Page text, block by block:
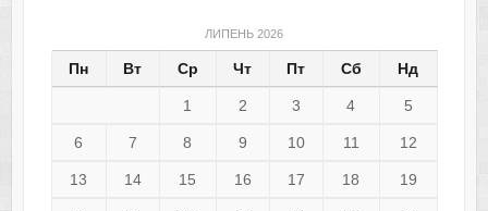
ЛИПЕНЬ 2026
Пн Вт Ср Чт Пт Сб Нд
1 2 3 4 5
6 7 8 9 10 11 12
13 14 15 16 17 18 19